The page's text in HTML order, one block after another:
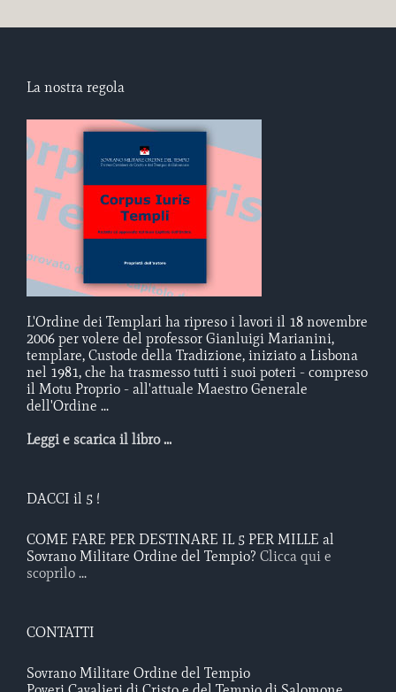
La nostra regola
L'Ordine dei Templari ha ripreso i lavori il 18 novembre
2006 per volere del professor Gianluigi Marianini,
templare, Custode della Tradizione, iniziato a Lisbona
nel 1981, che ha trasmesso tutti i suoi poteri - compreso
il Motu Proprio - all'attuale Maestro Generale
dell'Ordine ...
Leggi e scarica il libro ...
DACCI il 5 !
COME FARE PER DESTINARE IL 5 PER MILLE al
Sovrano Militare Ordine del Tempio? Clicca qui e
scoprilo ...
CONTATTI
Sovrano Militare Ordine del Tempio